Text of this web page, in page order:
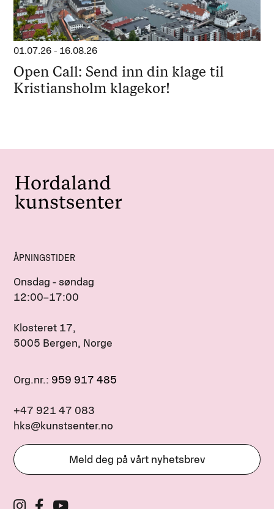
01.07.26 - 16.08.26
Open Call: Send inn din klage til
Kristiansholm klagekor!
ÅPNINGSTIDER
Onsdag - søndag
12:00–17:00
Klosteret 17,
5005 Bergen, Norge
Org.nr.: 959 917 485
+47 921 47 083
hks@kunstsenter.no
Meld deg på vårt nyhetsbrev